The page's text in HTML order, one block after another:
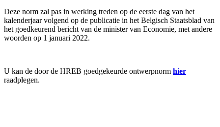
Deze norm zal pas in werking treden op de eerste dag van het
kalenderjaar volgend op de publicatie in het Belgisch Staatsblad van
het goedkeurend bericht van de minister van Economie, met andere
woorden op 1 januari 2022.
U kan de door de HREB goedgekeurde ontwerpnorm hier
raadplegen.